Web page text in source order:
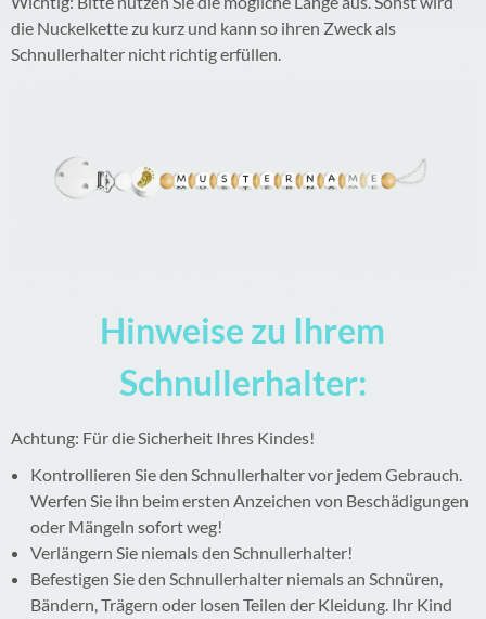
die Nuckelkette zu kurz und kann so ihren Zweck als
Schnullerhalter nicht richtig erfüllen.
Hinweise zu Ihrem
Schnullerhalter:
Achtung: Für die Sicherheit Ihres Kindes!
Kontrollieren Sie den Schnullerhalter vor jedem Gebrauch.
Werfen Sie ihn beim ersten Anzeichen von Beschädigungen
oder Mängeln sofort weg!
Verlängern Sie niemals den Schnullerhalter!
Befestigen Sie den Schnullerhalter niemals an Schnüren,
Bändern, Trägern oder losen Teilen der Kleidung. Ihr Kind